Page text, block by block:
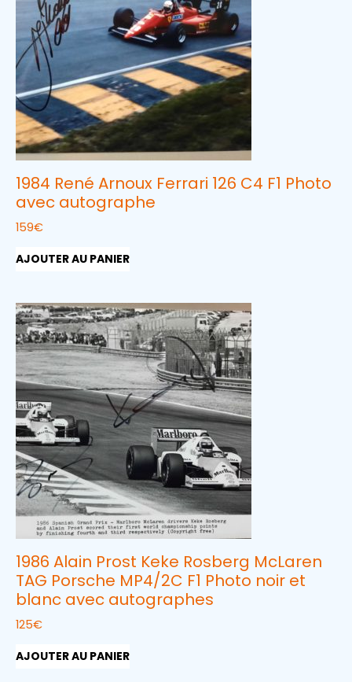
1984 René Arnoux Ferrari 126 C4 F1 Photo
avec autographe
159€
AJOUTER AU PANIER
1986 Alain Prost Keke Rosberg McLaren
TAG Porsche MP4/2C F1 Photo noir et
blanc avec autographes
125€
AJOUTER AU PANIER